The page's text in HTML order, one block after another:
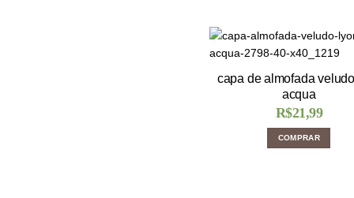
capa de almofada
acqua
R$21,99
COMPRAR